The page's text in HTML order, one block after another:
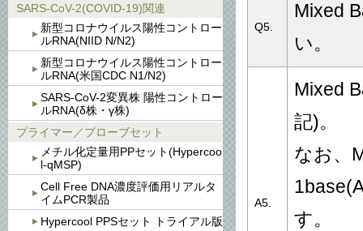
SARS-CoV-2(COVID-19)関連
新型コロナウイルス陽性コントロー
ルRNA(NIID N/N2)
新型コロナウイルス陽性コントロー
ルRNA(米国CDC N1/N2)
SARS-CoV-2変異株 陽性コントロー
ルRNA(δ株・γ株)
プライマー／プローブセット
メチル化定量用PPセット(Hypercoo
l-qMSP)
Cell Free DNA濃度評価用リアルタ
イムPCR製品
Hypercool PPSセット トライアル版
Q5.
Mixed
い。
A5.
Mixed
記)。
なお、
す。